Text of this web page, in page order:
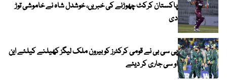
پاکستان کرکٹ چھوڑنے کی خبریں، خوشدل شاہ نے خاموشی توڑ
دی
پی سی بی نے قومی کرکٹرز کو بیرون ملک لیگز کھیلنے کیلئے این
او سی جاری کر دیئے